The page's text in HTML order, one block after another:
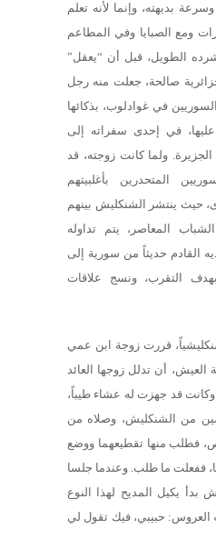
بديهته، وإنما لأنه تعلم
ومع الصبايا وفي المطاعم
الطويل، قبل أن “يعقل”
جزائرية صالحة، جعلت منه رجل
في غوادلوب، بذكائها
في إحدى سفراته إلى
ولما كانت زوجته، قد
المتحدرين بأغلبيتهم
حيث ينتشر الشنكليش بينهم
المعاصر، يتم تداوله
القادم حديثاً من سورية إلى
بهدف التقرب، ونسج علاقات
قررت زوجة ابن عمي
العيش، أن تدلل زوجها العائد
قد جهزت له عشاء طيباً،
من الشنكليش، وصلاه من
فطلب منها تقطيعهما ووضع
ففعلت ما طلب. وعندما جلسا
يكيل المديح لهذا النوع
العروس: حبيبي، فيك تقول لي